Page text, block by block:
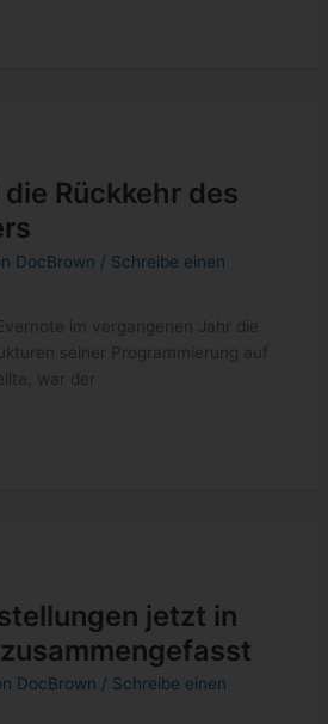
Rückkehr des
DocBrown / Schreibe einen
im vergangenen Jahr die
seiner Programmierung auf
war der
jetzt in
DocBrown / Schreibe einen